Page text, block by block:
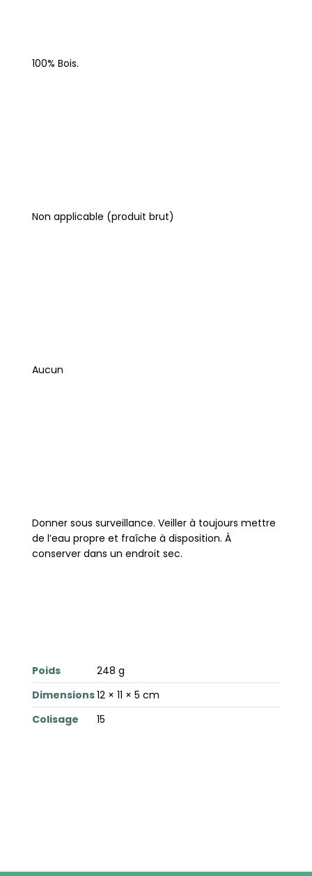
100% Bois.
Non applicable (produit brut)
Aucun
Donner sous surveillance. Veiller à toujours mettre
de l’eau propre et fraîche à disposition. À
conserver dans un endroit sec.
Poids
248 g
Dimensions12 × 11 × 5 cm
Colisage
15